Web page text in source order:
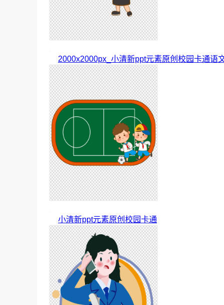
2000x2000px_小清新ppt元素原创校园卡通语
小清新ppt元素原创校园卡通